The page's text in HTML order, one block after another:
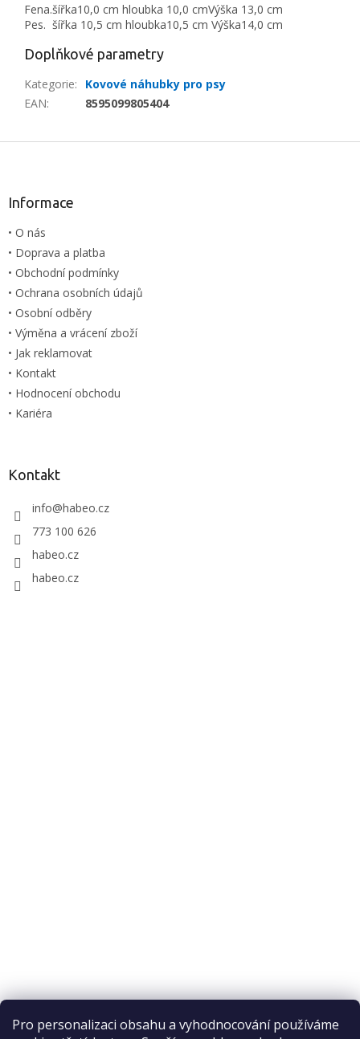
Pro personalizaci obsahu a vyhodnocování používáme
Fena.šířka10,0 cm hloubka 10,0 cmVýška 13,0 cm
Pes. šířka 10,5 cm hloubka10,5 cm Výška14,0 cm
Doplňkové parametry
Kategorie:
Kovové náhubky pro psy
EAN: 8595099805404
Informace
• O nás
• Doprava a platba
• Obchodní podmínky
• Ochrana osobních údajů
• Osobní odběry
• Výměna a vrácení zboží
• Jak reklamovat
• Kontakt
• Hodnocení obchodu
• Kariéra
Kontakt
info@habeo.cz
773 100 626
habeo.cz
habeo.cz